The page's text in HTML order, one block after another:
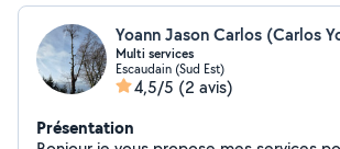
Yoann Jason Carlos (Carlos
Multi services
Escaudain (Sud Est)
4,5/5 (2 avis)
Présentation